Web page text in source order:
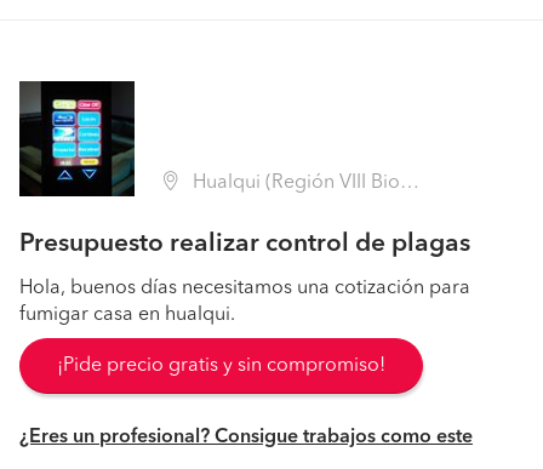
Hualqui (Región VIII Biobío - Concepción)
Presupuesto realizar control de plagas
Hola, buenos días necesitamos una cotización para
fumigar casa en hualqui.
¡Pide precio gratis y sin compromiso!
¿Eres un profesional? Consigue trabajos como este